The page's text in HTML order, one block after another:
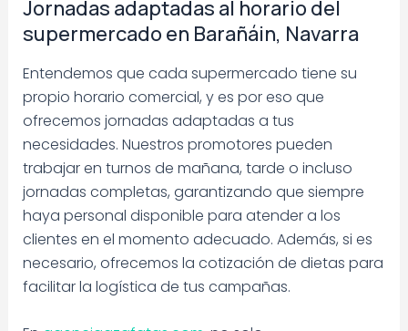
Jornadas adaptadas al horario del
supermercado en Barañáin, Navarra
Entendemos que cada supermercado tiene su
propio horario comercial, y es por eso que
ofrecemos jornadas adaptadas a tus
necesidades. Nuestros promotores pueden
trabajar en turnos de mañana, tarde o incluso
jornadas completas, garantizando que siempre
haya personal disponible para atender a los
clientes en el momento adecuado. Además, si es
necesario, ofrecemos la cotización de dietas para
facilitar la logística de tus campañas.